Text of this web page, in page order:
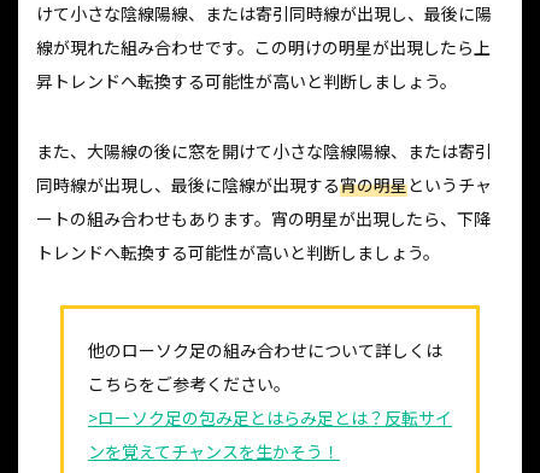
けて小さな陰線陽線、または寄引同時線が出現し、最後に陽
線が現れた組み合わせです。この明けの明星が出現したら上
昇トレンドへ転換する可能性が高いと判断しましょう。
また、大陽線の後に窓を開けて小さな陰線陽線、または寄引
同時線が出現し、最後に陰線が出現する宵の明星というチャ
ートの組み合わせもあります。宵の明星が出現したら、下降
トレンドへ転換する可能性が高いと判断しましょう。
他のローソク足の組み合わせについて詳しくは
こちらをご参考ください。
>ローソク足の包み足とはらみ足とは？反転サイ
ンを覚えてチャンスを生かそう！